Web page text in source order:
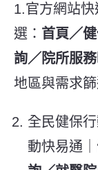
1.官方網站快
選： 首頁／
詢／院所服
地區與需求篩
全民健保
動快易通